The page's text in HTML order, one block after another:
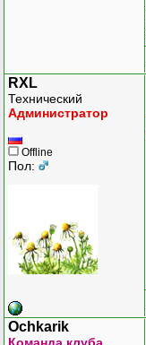
RXL
Технический
Администратор
Offline
Пол:
Ochkarik
Команда клуба